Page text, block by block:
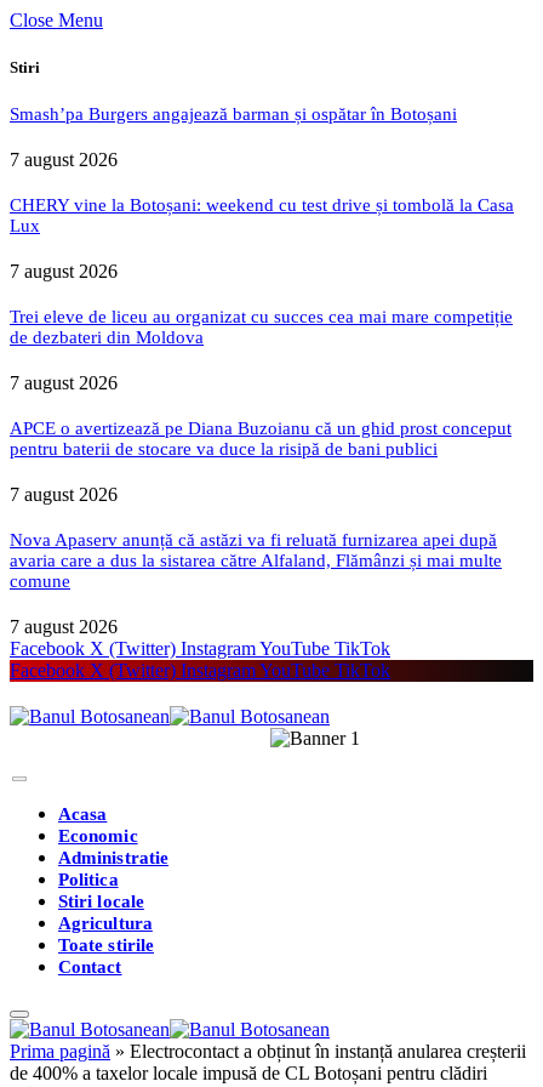
Close Menu
Stiri
Smash’pa Burgers angajează barman și ospătar în Botoșani
7 august 2026
CHERY vine la Botoșani: weekend cu test drive și tombolă la Casa
Lux
7 august 2026
Trei eleve de liceu au organizat cu succes cea mai mare competiție
de dezbateri din Moldova
7 august 2026
APCE o avertizează pe Diana Buzoianu că un ghid prost conceput
pentru baterii de stocare va duce la risipă de bani publici
7 august 2026
Nova Apaserv anunță că astăzi va fi reluată furnizarea apei după
avaria care a dus la sistarea către Alfaland, Flămânzi și mai multe
comune
7 august 2026
Facebook X (Twitter) InstagramYouTube TikTok
Facebook X (Twitter) InstagramYouTube TikTok
Acasa
Economic
Administratie
Politica
Stiri locale
Agricultura
Toate stirile
Contact
Prima pagină » Electrocontact a obținut în instanță anularea creșterii
de 400% a taxelor locale impusă de CL Botoșani pentru clădiri